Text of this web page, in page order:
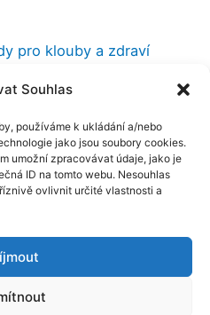
Souhlas
používáme k ukládání a/nebo
jako jsou soubory cookies.
umožní zpracovávat údaje, jako je
ID na tomto webu. Nesouhlas
ovlivnit určité vlastnosti a
pro klouby a zdraví
a použití v medicíně
a naše paměť
s.r.o. | Elanatura
vaše zdraví